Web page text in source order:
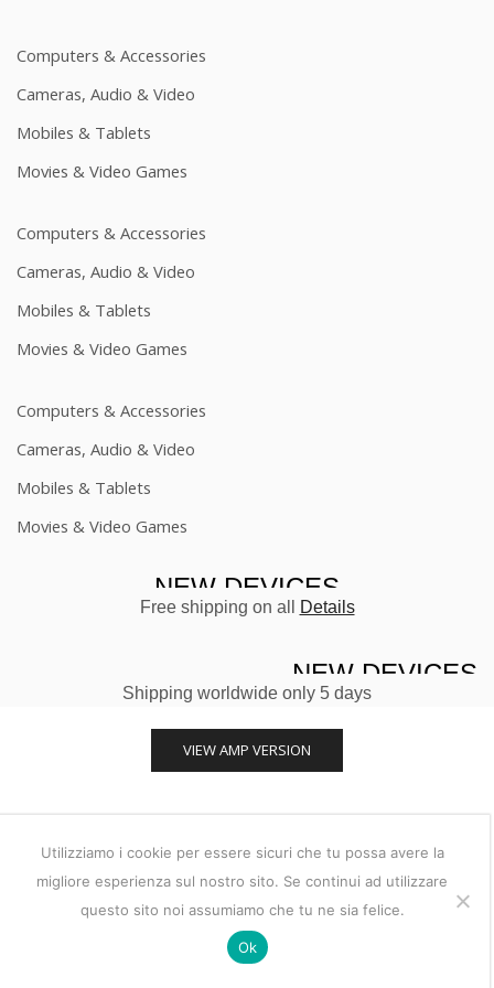
Computers & Accessories
Cameras, Audio & Video
Mobiles & Tablets
Movies & Video Games
Computers & Accessories
Cameras, Audio & Video
Mobiles & Tablets
Movies & Video Games
Computers & Accessories
Cameras, Audio & Video
Mobiles & Tablets
Movies & Video Games
NEW DEVICES
Free shipping on all Details
NEW DEVICES
Shipping worldwide only 5 days
VIEW AMP VERSION
Utilizziamo i cookie per essere sicuri che tu possa avere la
migliore esperienza sul nostro sito. Se continui ad utilizzare
questo sito noi assumiamo che tu ne sia felice.
Ok